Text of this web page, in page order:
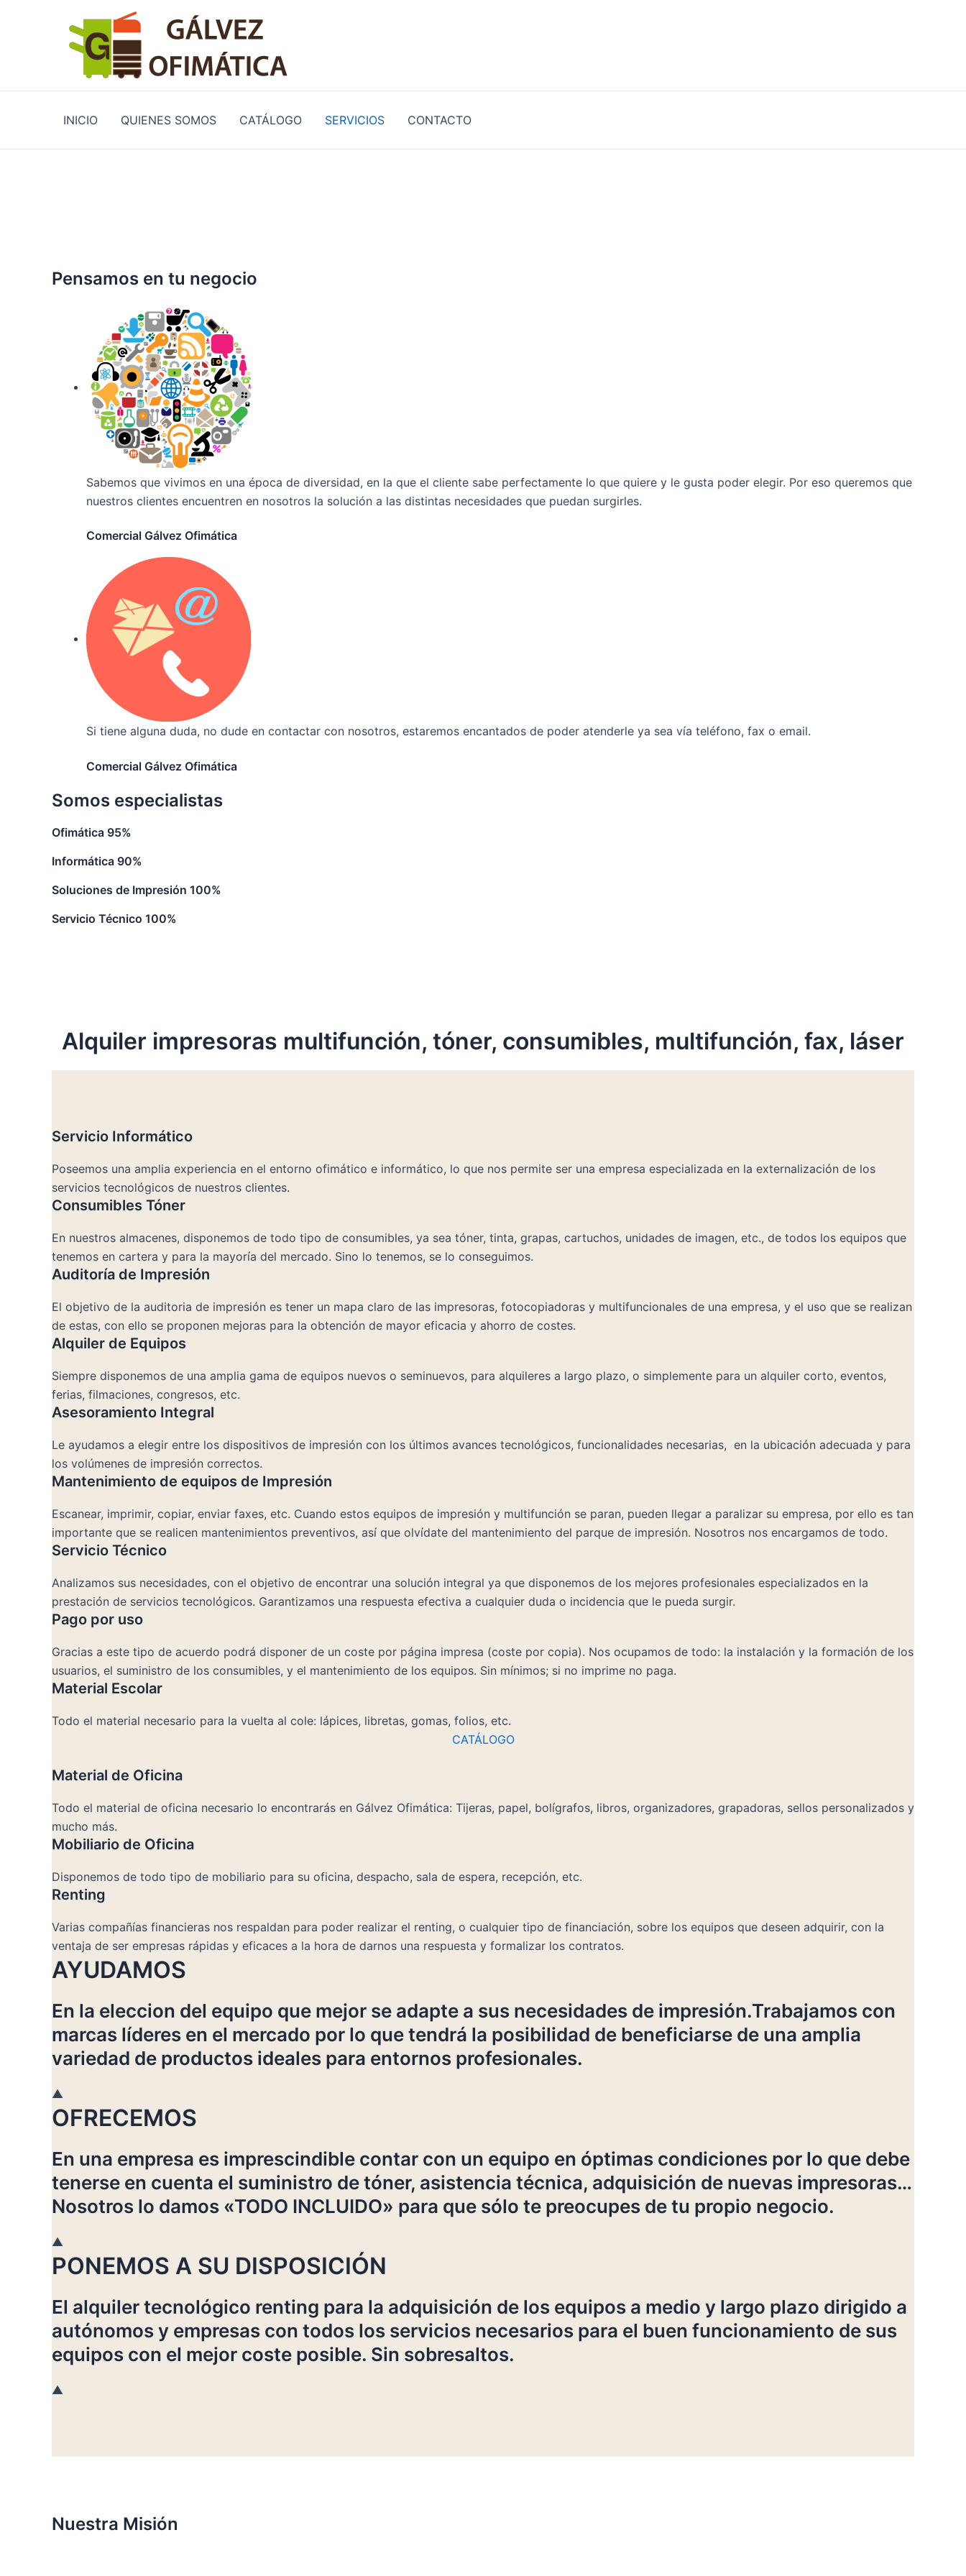
INICIO QUIENES SOMOS CATÁLOGO SERVICIOS CONTACTO
Pensamos en tu negocio
Sabemos que vivimos en una época de diversidad, en la que el cliente sabe perfectamente lo que quiere y le gusta poder elegir. Por eso queremos que
nuestros clientes encuentren en nosotros la solución a las distintas necesidades que puedan surgirles.
Comercial Gálvez Ofimática
Si tiene alguna duda, no dude en contactar con nosotros, estaremos encantados de poder atenderle ya sea vía teléfono, fax o email.
Comercial Gálvez Ofimática
Somos especialistas
Ofimática 95%
Informática 90%
Soluciones de Impresión 100%
Servicio Técnico 100%
Alquiler impresoras multifunción, tóner, consumibles, multifunción, fax, láser
Servicio Informático
Poseemos una amplia experiencia en el entorno ofimático e informático, lo que nos permite ser una empresa especializada en la externalización de los
servicios tecnológicos de nuestros clientes.
Consumibles Tóner
En nuestros almacenes, disponemos de todo tipo de consumibles, ya sea tóner, tinta, grapas, cartuchos, unidades de imagen, etc., de todos los equipos que
tenemos en cartera y para la mayoría del mercado. Sino lo tenemos, se lo conseguimos.
Auditoría de Impresión
El objetivo de la auditoria de impresión es tener un mapa claro de las impresoras, fotocopiadoras y multifuncionales de una empresa, y el uso que se realizan
de estas, con ello se proponen mejoras para la obtención de mayor eficacia y ahorro de costes.
Alquiler de Equipos
Siempre disponemos de una amplia gama de equipos nuevos o seminuevos, para alquileres a largo plazo, o simplemente para un alquiler corto, eventos,
ferias, filmaciones, congresos, etc.
Asesoramiento Integral
Le ayudamos a elegir entre los dispositivos de impresión con los últimos avances tecnológicos, funcionalidades necesarias, en la ubicación adecuada y para
los volúmenes de impresión correctos.
Mantenimiento de equipos de Impresión
Escanear, imprimir, copiar, enviar faxes, etc. Cuando estos equipos de impresión y multifunción se paran, pueden llegar a paralizar su empresa, por ello es tan
importante que se realicen mantenimientos preventivos, así que olvídate del mantenimiento del parque de impresión. Nosotros nos encargamos de todo.
Servicio Técnico
Analizamos sus necesidades, con el objetivo de encontrar una solución integral ya que disponemos de los mejores profesionales especializados en la
prestación de servicios tecnológicos. Garantizamos una respuesta efectiva a cualquier duda o incidencia que le pueda surgir.
Pago por uso
Gracias a este tipo de acuerdo podrá disponer de un coste por página impresa (coste por copia). Nos ocupamos de todo: la instalación y la formación de los
usuarios, el suministro de los consumibles, y el mantenimiento de los equipos. Sin mínimos; si no imprime no paga.
Material Escolar
Todo el material necesario para la vuelta al cole: lápices, libretas, gomas, folios, etc.
CATÁLOGO
Material de Oficina
Todo el material de oficina necesario lo encontrarás en Gálvez Ofimática: Tijeras, papel, bolígrafos, libros, organizadores, grapadoras, sellos personalizados y
mucho más.
Mobiliario de Oficina
Disponemos de todo tipo de mobiliario para su oficina, despacho, sala de espera, recepción, etc.
Renting
Varias compañías financieras nos respaldan para poder realizar el renting, o cualquier tipo de financiación, sobre los equipos que deseen adquirir, con la
ventaja de ser empresas rápidas y eficaces a la hora de darnos una respuesta y formalizar los contratos.
AYUDAMOS
En la eleccion del equipo que mejor se adapte a sus necesidades de impresión.Trabajamos con
marcas líderes en el mercado por lo que tendrá la posibilidad de beneficiarse de una amplia
variedad de productos ideales para entornos profesionales.
▲
OFRECEMOS
En una empresa es imprescindible contar con un equipo en óptimas condiciones por lo que debe
tenerse en cuenta el suministro de tóner, asistencia técnica, adquisición de nuevas impresoras…
Nosotros lo damos «TODO INCLUIDO» para que sólo te preocupes de tu propio negocio.
▲
PONEMOS A SU DISPOSICIÓN
El alquiler tecnológico renting para la adquisición de los equipos a medio y largo plazo dirigido a
autónomos y empresas con todos los servicios necesarios para el buen funcionamiento de sus
equipos con el mejor coste posible. Sin sobresaltos.
▲
Nuestra Misión